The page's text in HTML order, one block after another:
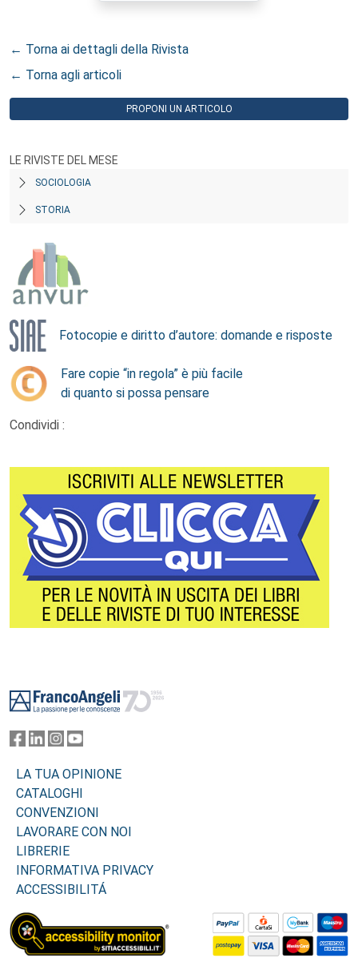
← Torna ai dettagli della Rivista
← Torna agli articoli
PROPONI UN ARTICOLO
LE RIVISTE DEL MESE
SOCIOLOGIA
STORIA
Fotocopie e diritto d’autore: domande e risposte
Fare copie “in regola” è più facile
di quanto si possa pensare
Condividi :
LA TUA OPINIONE
CATALOGHI
CONVENZIONI
LAVORARE CON NOI
LIBRERIE
INFORMATIVA PRIVACY
ACCESSIBILITÁ